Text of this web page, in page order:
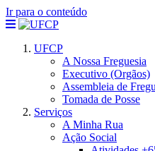
Ir para o conteúdo
UFCP
A Nossa Freguesia
Executivo (Orgãos)
Assembleia de
Tomada de Posse
Serviços
A Minha Rua
Ação Social